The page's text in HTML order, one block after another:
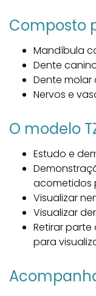
Composto
Mandíbula
Dente
Dente molar
Nervos e
O modelo
Estudo e
acometidos
Visualizar
Visualizar
Retirar
para